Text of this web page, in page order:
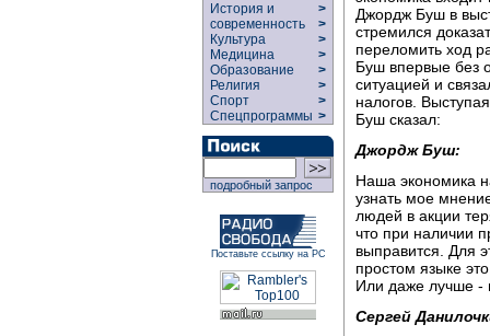
История и
современность
>
>
Культура
>
Медицина
>
Образование
>
Религия
>
Спорт
>
Спецпрограммы >
подробный запрос
Поставьте ссылку на РС
Джордж Буш в
стремился
переломить ход
Буш впервые без
ситуацией и
налогов.
Буш сказал:
Джордж Буш:
Наша экономика
узнать мое
людей в акции
что при наличии
выправится. Для
простом языке
Или даже лучше -
Сергей